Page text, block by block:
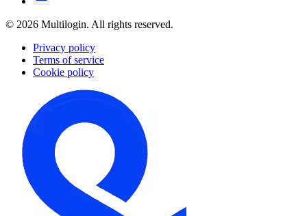
© 2026 Multilogin. All rights reserved.
Privacy policy
Terms of service
Cookie policy